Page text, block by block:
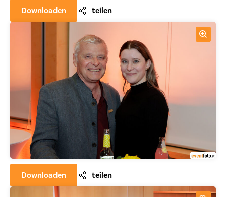
Downloaden teilen
Downloaden teilen